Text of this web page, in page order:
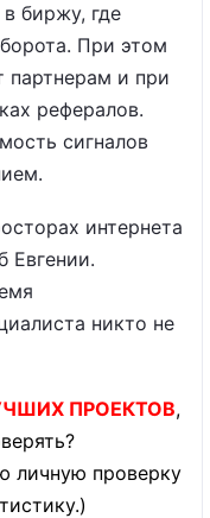
биржу, где
При этом
партнерам и при
рефералов.
сигналов
интернета
Евгении.
никто не
ПРОЕКТОВ,
личную проверку